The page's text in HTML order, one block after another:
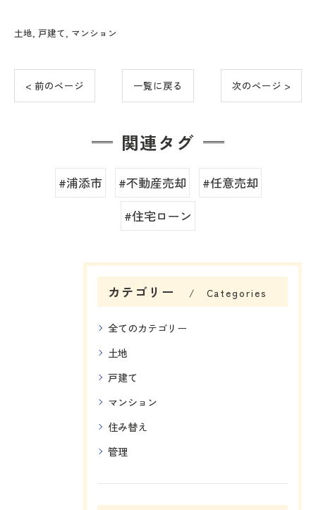
土地 戸建て マンション
< 前のページ 一覧に戻る 次のページ >
関連タグ
#浦添市 #不動産売却
#任意売却
#住宅ローン
カテゴリー Categories
全てのカテゴリー
土地
戸建て
マンション
住み替え
管理